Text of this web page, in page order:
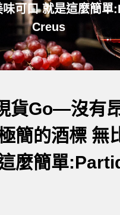
味可口 就是這麼簡單
Creus
貨Go—沒有
簡的酒標 無
麼簡單